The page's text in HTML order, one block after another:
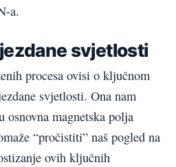
a.
svjetlosti
procesa ovisi o ključnom
svjetlosti. Ona nam
osnovna magnetska polja
“pročistiti” naš pogled na
ovih ključnih